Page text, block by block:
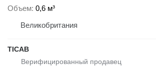
Объем 0,6 м³
Великобритания
TICAB